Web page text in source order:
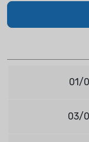
01/
03/